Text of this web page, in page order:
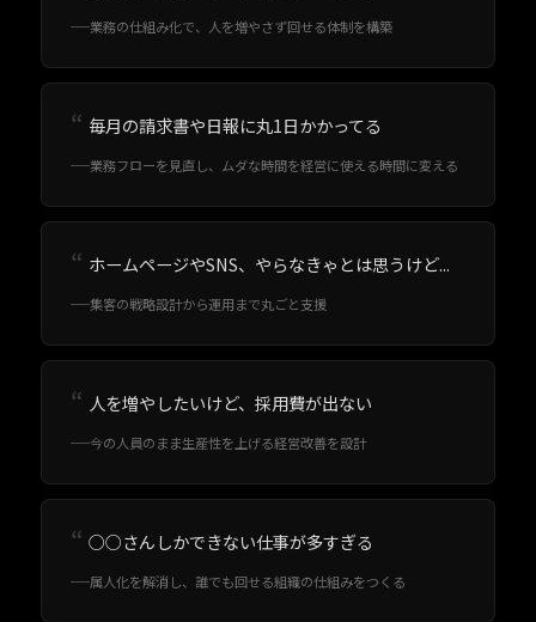
業務の仕組み化で、人を増やさず回せる体制を構築
毎月の請求書や日報に丸1日かかってる
業務フローを見直し、ムダな時間を経営に使える時間に変える
ホームページやSNS、やらなきゃとは思うけど...
集客の戦略設計から運用まで丸ごと支援
人を増やしたいけど、採用費が出ない
今の人員のまま生産性を上げる経営改善を設計
○○さんしかできない仕事が多すぎる
属人化を解消し、誰でも回せる組織の仕組みをつくる